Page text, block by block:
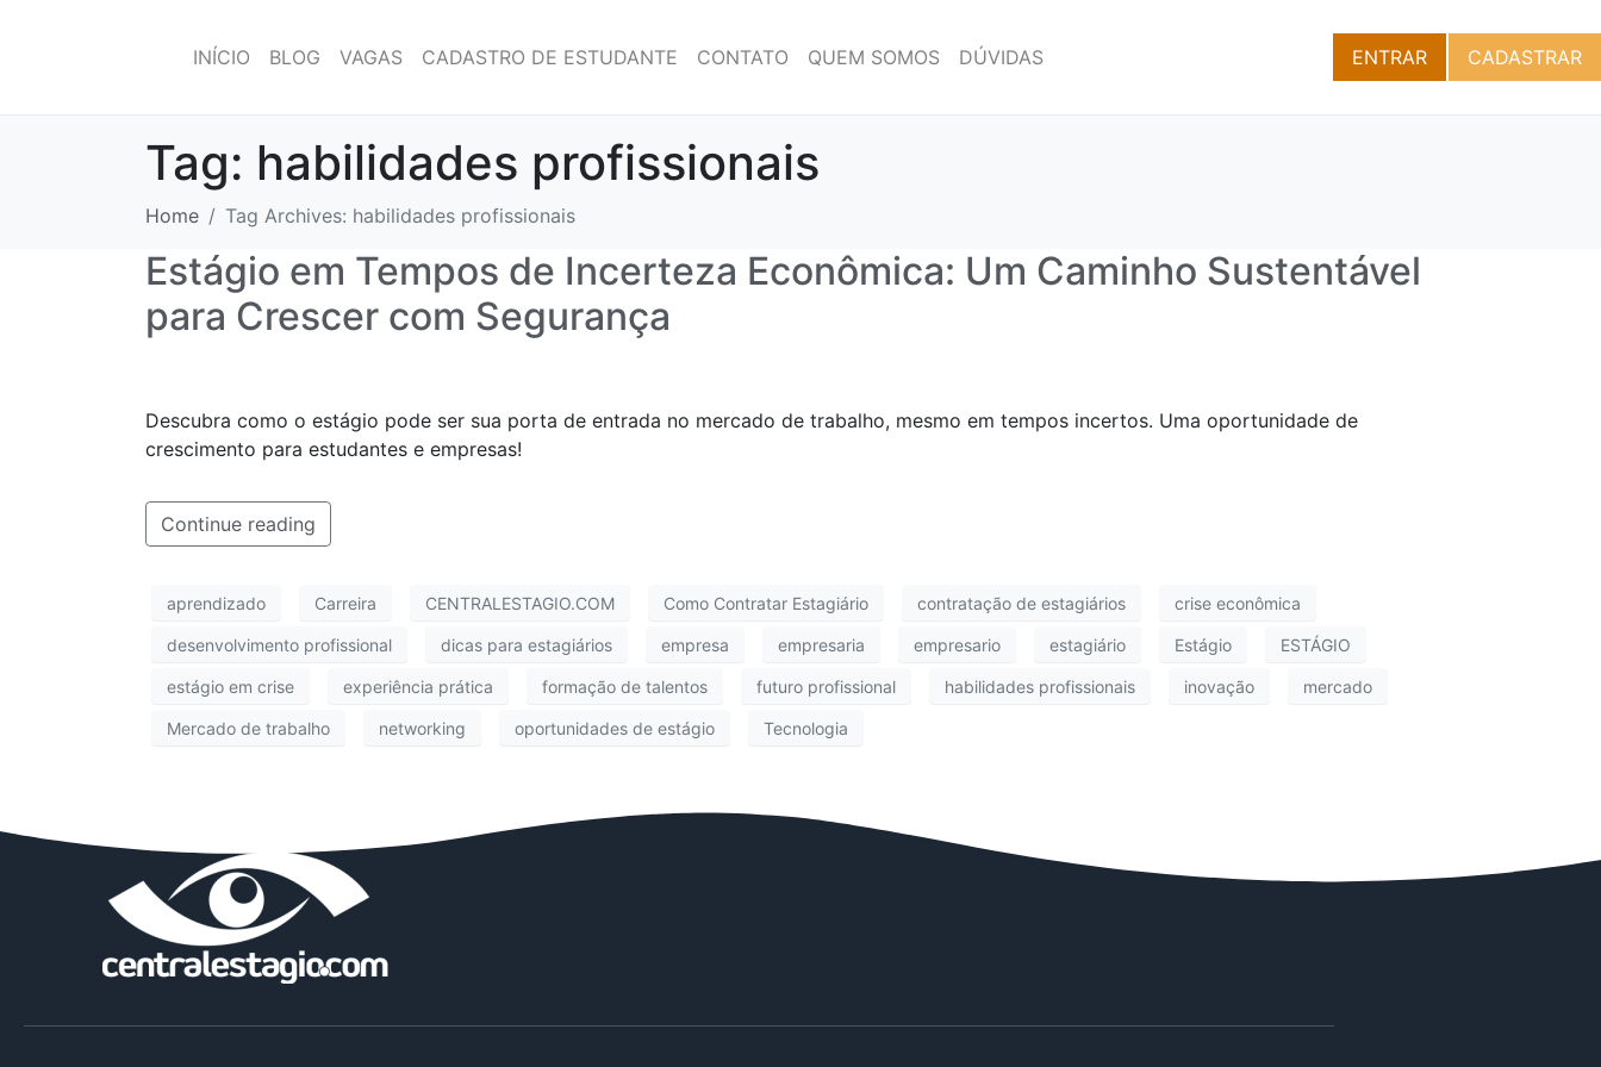
INÍCIO BLOG VAGAS CADASTRO DE ESTUDANTE CONTATO QUEM SOMOS DÚVIDAS ENTRAR CADASTRAR
Tag: habilidades profissionais
Home Tag Archives: habilidades profissionais
Estágio em Tempos de Incerteza Econômica: Um Caminho Sustentável
para Crescer com Segurança
Descubra como o estágio pode ser sua porta de entrada no mercado de trabalho, mesmo em tempos incertos. Uma oportunidade de
crescimento para estudantes e empresas!
Continue reading
aprendizado Carreira CENTRALESTAGIO.COM Como Contratar Estagiário contratação de estagiários crise econômica
desenvolvimento profissional dicas para estagiários empresa empresaria empresario estagiário Estágio ESTÁGIO
estágio em crise experiência prática formação de talentos futuro profissional habilidades profissionais inovação mercado
Mercado de trabalho networking oportunidades de estágio Tecnologia